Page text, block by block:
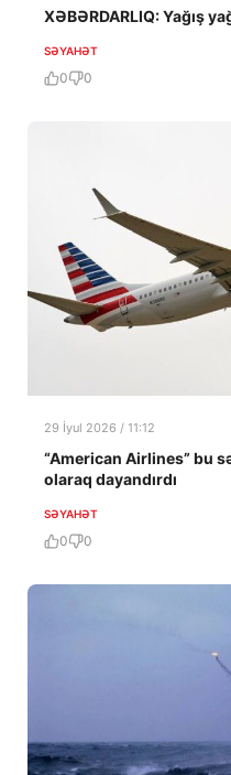
XƏBƏRDARLIQ: Yağış
SƏYAHƏT
0 0
29 İyul 2026 / 11:12
“American Airlines” bu
olaraq dayandırdı
SƏYAHƏT
0 0